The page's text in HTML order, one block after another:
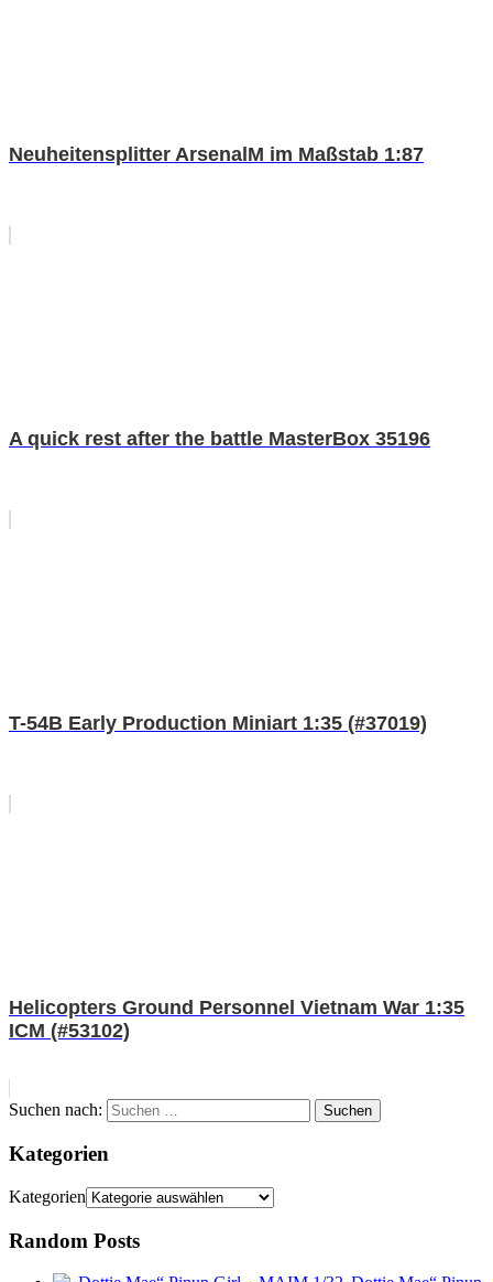
Neuheitensplitter ArsenalM im Maßstab 1:87
A quick rest after the battle MasterBox 35196
T-54B Early Production Miniart 1:35 (#37019)
Helicopters Ground Personnel Vietnam War 1:35
ICM (#53102)
Suchen nach: Suchen
Kategorien
Kategorien
Random Posts